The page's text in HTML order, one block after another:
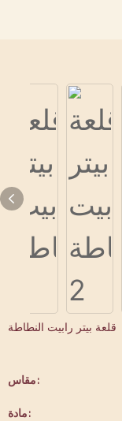
قلعة بيتر رابيت النطاطة
مقاس:
مادة: